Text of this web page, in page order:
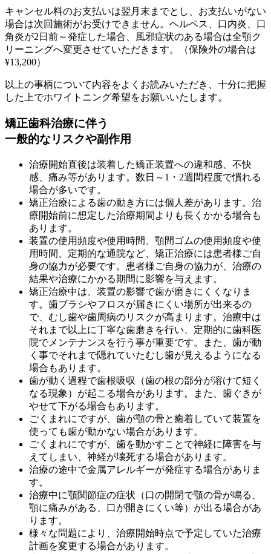
キャンセル料のお支払いは翌月末までとし、お支払いがない
場合は次回施術がお受けできません。ヘルペス、口内炎、口
角炎が2日前～発症した場合、風邪症状のある場合は全顎ク
リーニングへ変更させていただきます。（保険外の場合は
¥13,200）
以上の事柄について内容をよくお読みいただき、十分に把握
した上でホワイトニング希望をお願いいたします。
矯正歯科治療に伴う
一般的なリスクや副作用
治療開始直後は装着した矯正装置への違和感、不快
感、痛み等があります。数日～1・2週間程度で慣れる
場合が多いです。
矯正治療による歯の動き方には個人差があります。治
療開始前に想定した治療期間よりも長くかかる場合も
あります。
装置の使用頻度や使用時間、顎間ゴムの使用頻度や使
用時間、定期的な通院など、矯正治療には患者様ご自
身の協力が必要です。患者様ご自身の協力が、治療の
結果や治療にかかる期間に影響を与えます。
矯正治療中は、装置の影響で歯が磨きにくくなりま
す。歯ブラシやフロスが届きにくい場所が出来るの
で、むし歯や歯周病のリスクが高まります。治療中は
それまで以上に丁寧な歯磨きを行い、定期的に歯科医
院でメンテナンスを行う事が重要です。また、歯が動
く事でそれまで隠れていたむし歯が見えるようになる
場合もあります。
歯が動く過程で歯根吸収（歯の根の部分が溶けて短く
なる現象）が起こる場合があります。また、歯ぐきが
やせて下がる場合もあります。
ごくまれにですが、歯が顎の骨と癒着していて装置を
使っても歯が動かない場合があります。
ごくまれにですが、歯を動かすことで神経に障害を与
えてしまい、神経が壊死する場合があります。
治療の途中で金属アレルギーが発症する場合がありま
す。
治療中に顎関節症の症状（口の開閉で顎の骨が鳴る、
顎に痛みがある、口が開きにくい等）が出る場合があ
ります。
様々な問題により、治療開始時点で予定していた治療
計画を変更する場合があります。